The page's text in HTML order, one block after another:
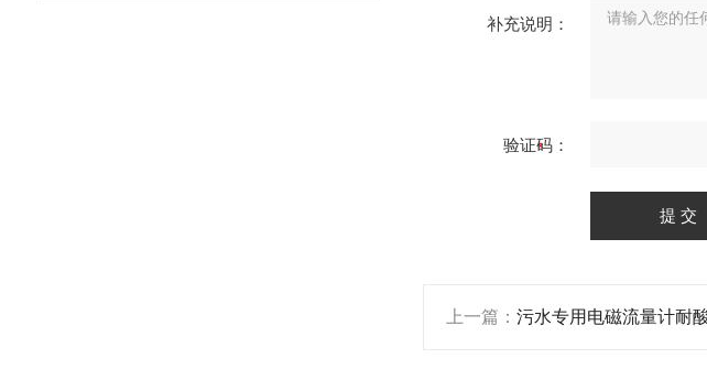
补充说明：
验证码：
上一篇： 污水专用电磁流量计耐